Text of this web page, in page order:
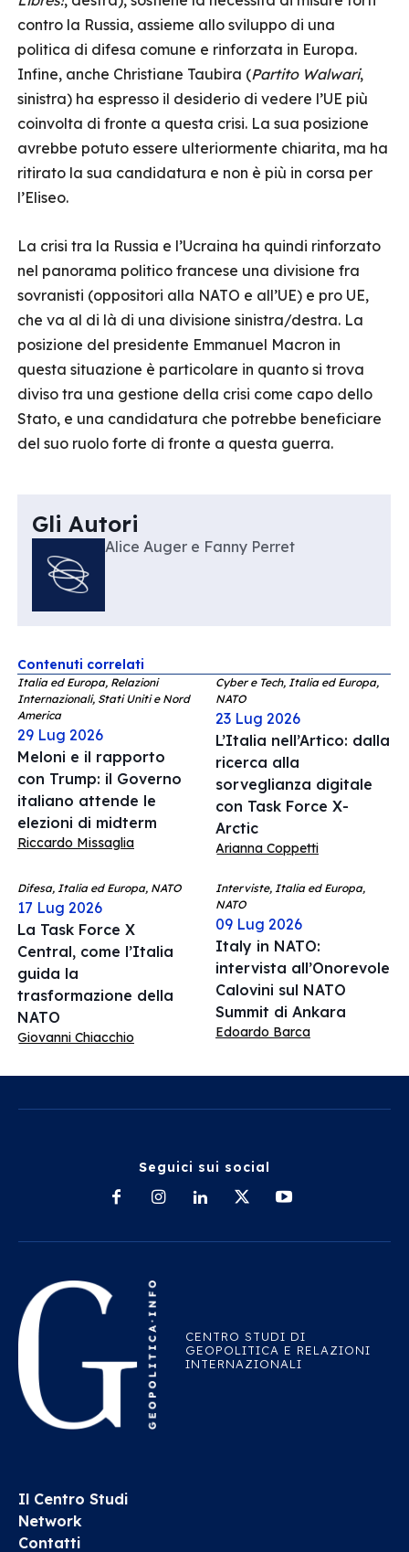
contro la Russia, assieme allo sviluppo di una
politica di difesa comune e rinforzata in Europa.
Infine, anche Christiane Taubira (Partito Walwari,
sinistra) ha espresso il desiderio di vedere l’UE più
coinvolta di fronte a questa crisi. La sua posizione
avrebbe potuto essere ulteriormente chiarita, ma ha
ritirato la sua candidatura e non è più in corsa per
l’Eliseo.
La crisi tra la Russia e l’Ucraina ha quindi rinforzato
nel panorama politico francese una divisione fra
sovranisti (oppositori alla NATO e all’UE) e pro UE,
che va al di là di una divisione sinistra/destra. La
posizione del presidente Emmanuel Macron in
questa situazione è particolare in quanto si trova
diviso tra una gestione della crisi come capo dello
Stato, e una candidatura che potrebbe beneficiare
del suo ruolo forte di fronte a questa guerra.
Gli Autori
Alice Auger e Fanny Perret
Contenuti correlati
Italia ed Europa, Relazioni
Internazionali, Stati Uniti e Nord
America
29 Lug 2026
Meloni e il rapporto
con Trump: il Governo
italiano attende le
elezioni di midterm
Riccardo Missaglia
Cyber e Tech, Italia ed Europa,
NATO
23 Lug 2026
L’Italia nell’Artico: dalla
ricerca alla
sorveglianza digitale
con Task Force X-
Arctic
Arianna Coppetti
Difesa, Italia ed Europa, NATO
17 Lug 2026
La Task Force X
Central, come l’Italia
guida la
trasformazione della
NATO
Giovanni Chiacchio
Interviste, Italia ed Europa,
NATO
09 Lug 2026
Italy in NATO:
intervista all’Onorevole
Calovini sul NATO
Summit di Ankara
Edoardo Barca
Seguici sui social
CENTRO STUDI DI
GEOPOLITICA E RELAZIONI
INTERNAZIONALI
Il Centro Studi
Network
Contatti